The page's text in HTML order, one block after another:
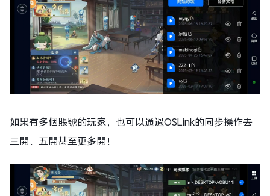
如果有多個賬號的玩家，也可以通過OSLink的同步操作去
三開、五開甚至更多開！